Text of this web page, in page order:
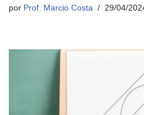
por Prof. Marcio Costa 29/04/